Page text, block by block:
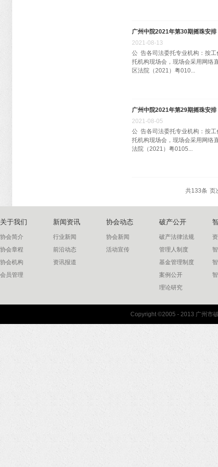
广州中院2021年第30期摇珠安排
公 告各司法委托专业机构：按
托机构现场会，现场会采用网络
区法院（2021）粤010...
2021-08-13
广州中院2021年第29期摇珠安排
公 告各司法委托专业机构：按
托机构现场会，现场会采用网络
法院（2021）粤0105...
2021-08-05
共133条 页
关于我们
协会简介
协会章程
协会机构
会员管理
新闻资讯
行业新闻
前沿动态
资讯报道
协会动态
协会新闻
活动宣传
破产公开
破产法律法规
管理人制度
基金管理制度
案例公开
理论研究
联系我们
Copyright ©2005 - 2013 广州市